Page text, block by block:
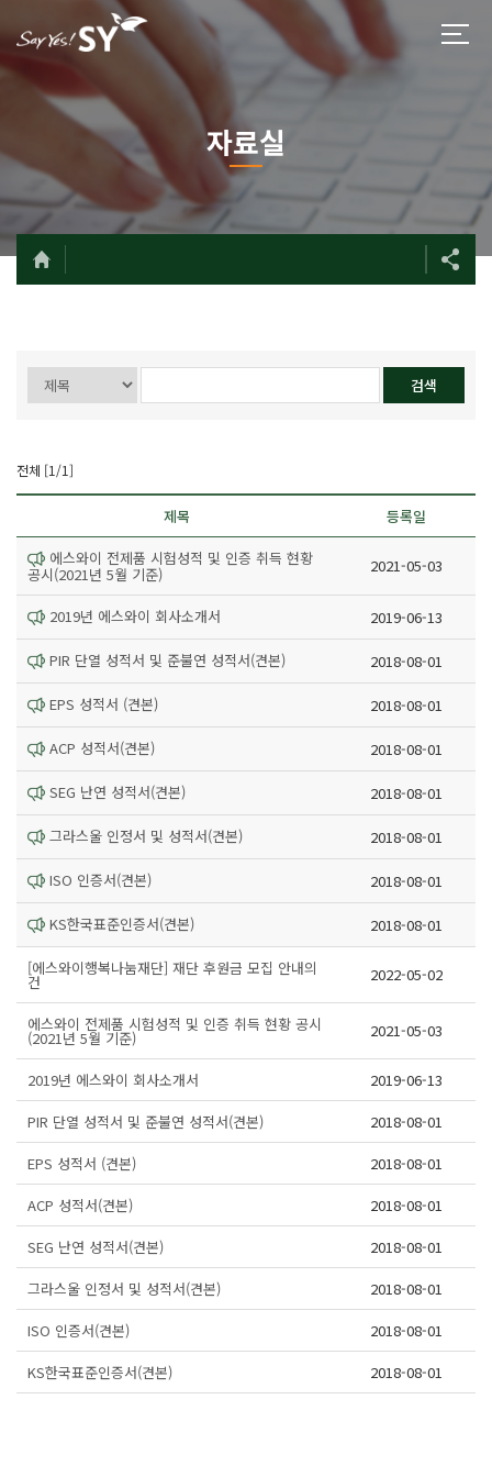
자료실
전체 [1/1]
제목
등록일
에스와이 전제품 시험성적 및 인증 취득 현황
공시(2021년 5월 기준) 2021-05-03
2019년 에스와이 회사소개서 2019-06-13
PIR 단열 성적서 및 준불연 성적서(견본) 2018-08-01
EPS 성적서 (견본) 2018-08-01
ACP 성적서(견본) 2018-08-01
SEG 난연 성적서(견본) 2018-08-01
그라스울 인정서 및 성적서(견본) 2018-08-01
ISO 인증서(견본) 2018-08-01
KS한국표준인증서(견본) 2018-08-01
[에스와이행복나눔재단] 재단 후원금 모집 안내의
건 2022-05-02
에스와이 전제품 시험성적 및 인증 취득 현황 공시
(2021년 5월 기준) 2021-05-03
2019년 에스와이 회사소개서
2019-06-13
PIR 단열 성적서 및 준불연 성적서(견본)
2018-08-01
EPS 성적서 (견본)
2018-08-01
ACP 성적서(견본)
2018-08-01
SEG 난연 성적서(견본)
2018-08-01
그라스울 인정서 및 성적서(견본)
2018-08-01
ISO 인증서(견본)
2018-08-01
KS한국표준인증서(견본)
2018-08-01